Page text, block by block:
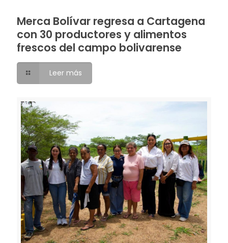
Merca Bolívar regresa a Cartagena
con 30 productores y alimentos
frescos del campo bolivarense
Leer más